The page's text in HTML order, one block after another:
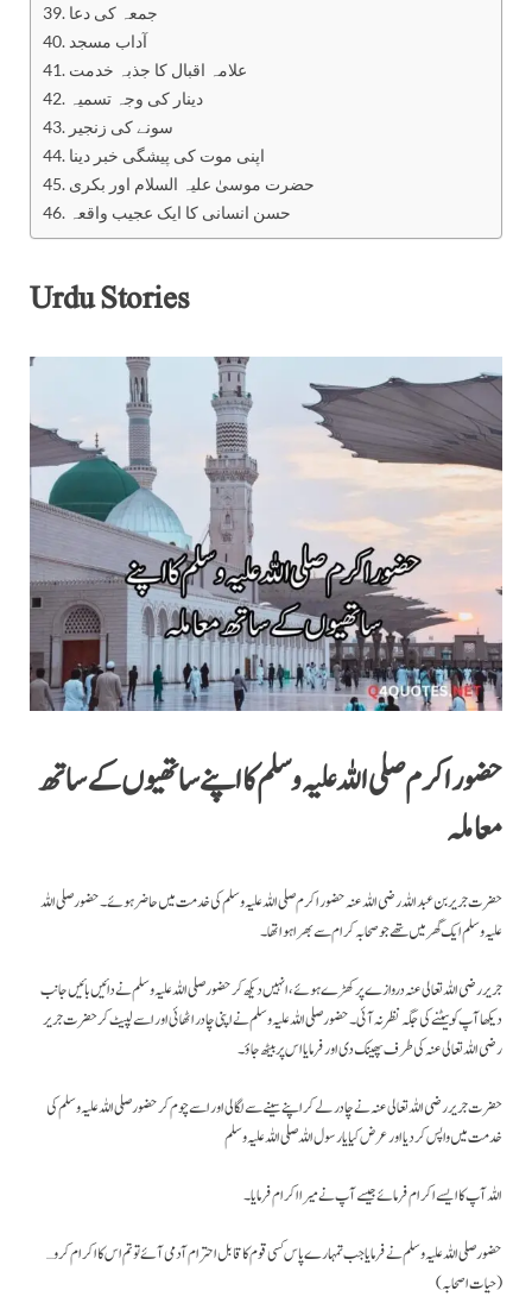
جمعہ کی دعا
آداب مسجد
علامہ اقبال کا جذبہ خدمت
دینار کی وجہ تسمیہ
سونے کی زنجیر
اپنی موت کی پیشگی خبر دینا
حضرت موسیٰ علیہ السلام اور بکری
حسن انسانی کا ایک عجیب واقعہ
Urdu Stories
حضور اکرم صلی اللہ علیہ وسلم کا اپنے ساتھیوں کے ساتھ
معاملہ
حضرت جریر بن عبد اللہ رضی اللہ عنہ حضور اکرم صلی اللہ علیہ وسلم کی خدمت میں حاضر ہوئے ۔ حضور صلی اللہ
علیہ وسلم ایک گھر میں تھے جو صحابہ کرام سے بھرا ہوا تھا۔
جریر رضی اللہ تعالی عنہ دروازے پر کھڑے ہوئے، انہیں دیکھ کر حضور صلی اللہ علیہ وسلم نے دائیں بائیں جانب
دیکھا آپ کو بیٹنے کی جگہ نظر نہ آئی۔ حضور صلی اللہ علیہ وسلم نے اپنی چادر اٹھائی اور اسے لپیٹ کر حضرت جریر
رضی اللہ تعالی عنہ کی طرف پھینک دی اور فرمایا اس پر بیٹھ جاؤ ۔
حضرت جریر رضی اللہ تعالی عنہ نے چادر لے کر اپنے سینے سے لگالی اور اسے چوم کر حضور صلی اللہ علیہ وسلم کی
خدمت میں واپس کر دیا اور عرض کیا یا رسول اللہ صلی اللہ علیہ وسلم
اللہ آپ کا ایسے اکرام فرمائے جیسے آپ نے میرا اکرام فرمایا ۔
حضور صلی اللہ علیہ وسلم نے فرمایا جب تمہارے پاس کسی قوم کا قابل احترام آدمی آئے تو تم اس کا اکرام کرو…
(حیات اصحابہ )